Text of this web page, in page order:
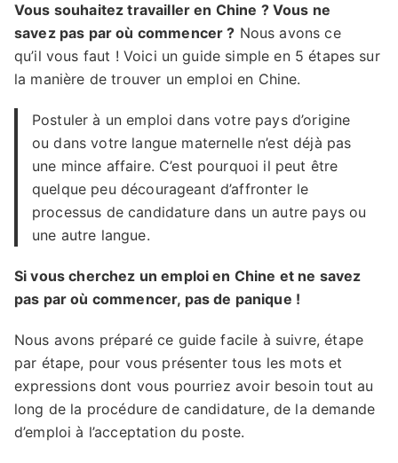
Vous souhaitez travailler en Chine ? Vous ne
savez pas par où commencer ? Nous avons ce
qu’il vous faut ! Voici un guide simple en 5 étapes sur
la manière de trouver un emploi en Chine.
Postuler à un emploi dans votre pays d’origine
ou dans votre langue maternelle n’est déjà pas
une mince affaire. C’est pourquoi il peut être
quelque peu décourageant d’affronter le
processus de candidature dans un autre pays ou
une autre langue.
Si vous cherchez un emploi en Chine et ne savez
pas par où commencer, pas de panique !
Nous avons préparé ce guide facile à suivre, étape
par étape, pour vous présenter tous les mots et
expressions dont vous pourriez avoir besoin tout au
long de la procédure de candidature, de la demande
d’emploi à l’acceptation du poste.